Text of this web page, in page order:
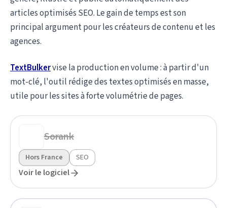
articles optimisés SEO. Le gain de temps est son
principal argument pour les créateurs de contenu et les
agences.
TextBulkervise la production en volume : à partir d'un
mot-clé, l'outil rédige des textes optimisés en masse,
utile pour les sites à forte volumétrie de pages.
Sorank
Hors France SEO
Voir le logiciel